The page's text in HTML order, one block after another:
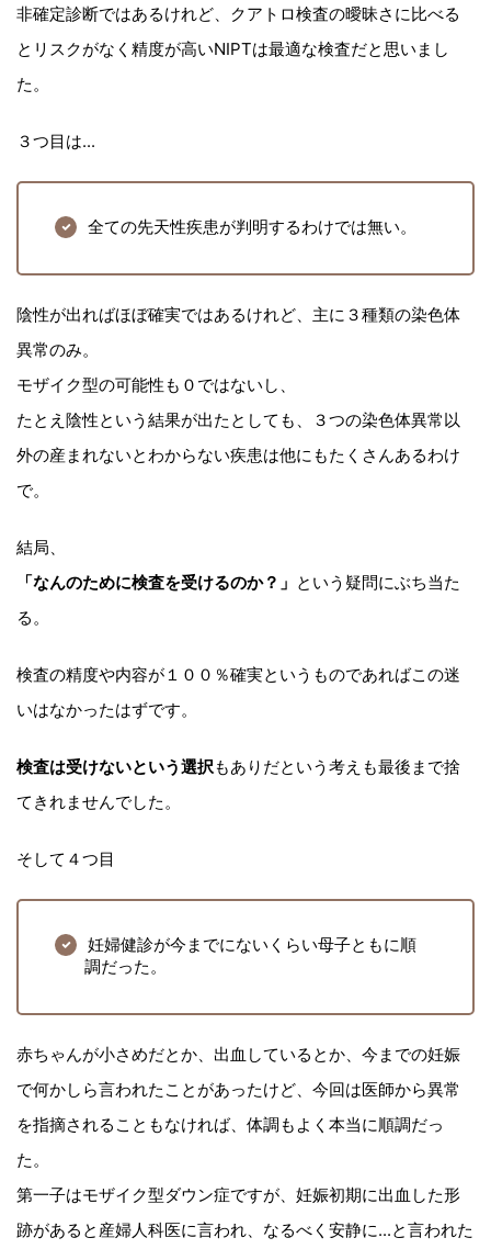
非確定診断ではあるけれど、クアトロ検査の曖昧さに比べる
とリスクがなく精度が高いNIPTは最適な検査だと思いまし
た。
３つ目は...
全ての先天性疾患が判明するわけでは無い。
陰性が出ればほぼ確実ではあるけれど、主に３種類の染色体
異常のみ。
モザイク型の可能性も０ではないし、
たとえ陰性という結果が出たとしても、３つの染色体異常以
外の産まれないとわからない疾患は他にもたくさんあるわけ
で。
結局、
「なんのために検査を受けるのか？」 という疑問にぶち当た
る。
検査の精度や内容が１００％確実というものであればこの迷
いはなかったはずです。
検査は受けないという選択もありだという考えも最後まで捨
てきれませんでした。
そして４つ目
妊婦健診が今までにないくらい母子ともに順
調だった。
赤ちゃんが小さめだとか、出血しているとか、今までの妊娠
で何かしら言われたことがあったけど、今回は医師から異常
を指摘されることもなければ、体調もよく本当に順調だっ
た。
第一子はモザイク型ダウン症ですが、妊娠初期に出血した形
跡があると産婦人科医に言われ、なるべく安静に...と言われた